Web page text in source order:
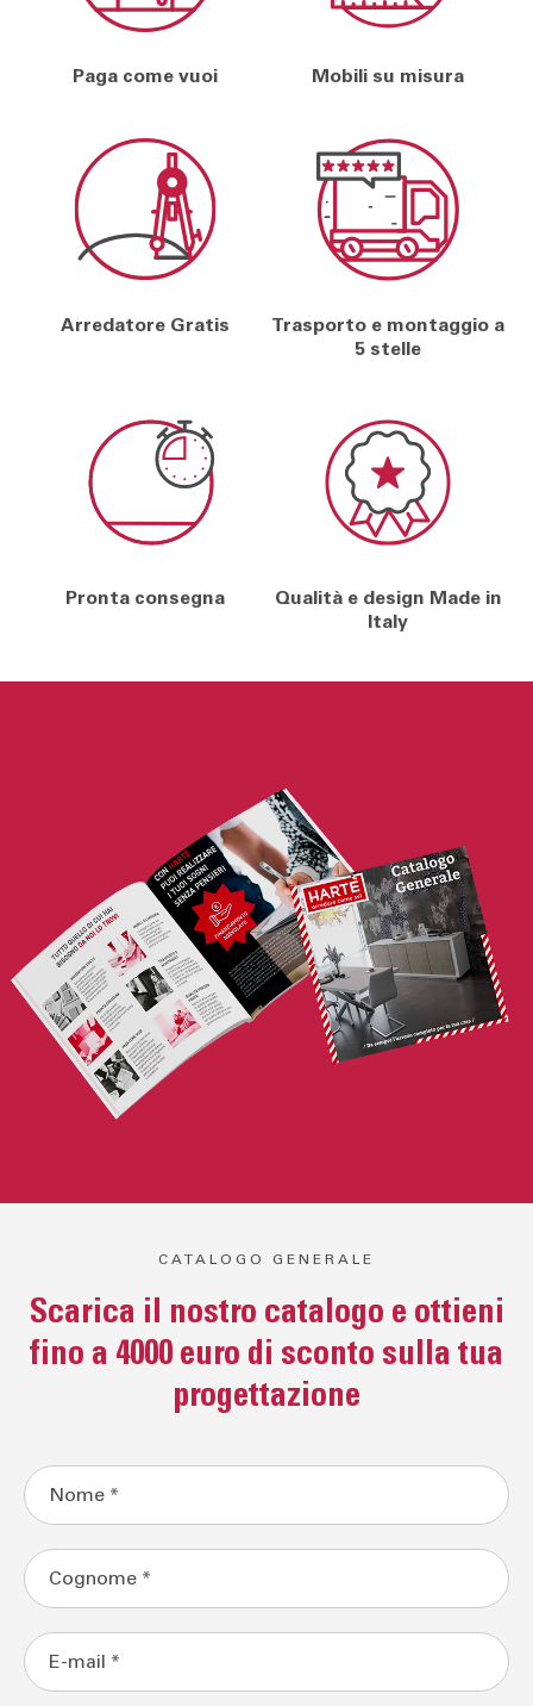
Paga come vuoi Mobili su misura
Arredatore Gratis
Trasporto e montaggio a
5 stelle
Pronta consegna
Qualità e design Made in
Italy
CATALOGO GENERALE
Scarica il nostro catalogo e ottieni
fino a 4000 euro di sconto sulla tua
progettazione